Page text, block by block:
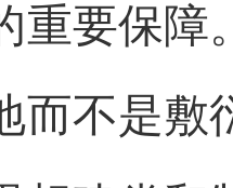
重要保障
而不是敷